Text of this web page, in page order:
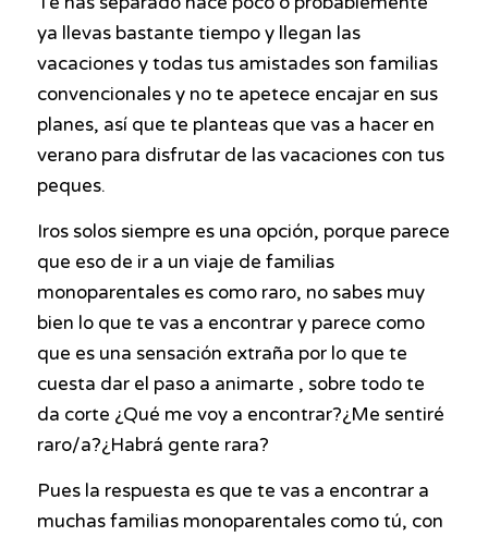
ya llevas bastante tiempo y llegan las
vacaciones y todas tus amistades son familias
convencionales y no te apetece encajar en sus
planes, así que te planteas que vas a hacer en
verano para disfrutar de las vacaciones con tus
peques.
Iros solos siempre es una opción, porque parece
que eso de ir a un viaje de familias
monoparentales es como raro, no sabes muy
bien lo que te vas a encontrar y parece como
que es una sensación extraña por lo que te
cuesta dar el paso a animarte , sobre todo te
da corte ¿Qué me voy a encontrar?¿Me sentiré
raro/a?¿Habrá gente rara?
Pues la respuesta es que te vas a encontrar a
muchas familias monoparentales como tú, con